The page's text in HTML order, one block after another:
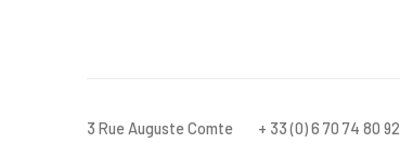
3 Rue Auguste Comte
+ 33 (0) 6 70 74 80 92